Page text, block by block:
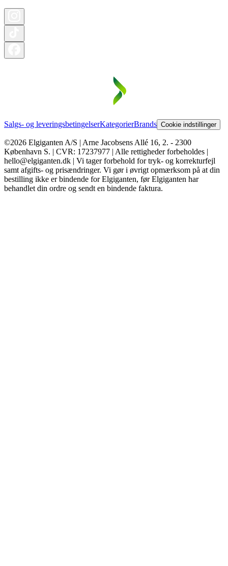
Salgs- og leveringsbetingelserKategorierBrands Cookie indstillinger
©2026 Elgiganten A/S | Arne Jacobsens Allé 16, 2. - 2300
København S. | CVR: 17237977 | Alle rettigheder forbeholdes |
hello@elgiganten.dk | Vi tager forbehold for tryk- og korrekturfejl
samt afgifts- og prisændringer. Vi gør i øvrigt opmærksom på at din
bestilling ikke er bindende for Elgiganten, før Elgiganten har
behandlet din ordre og sendt en bindende faktura.